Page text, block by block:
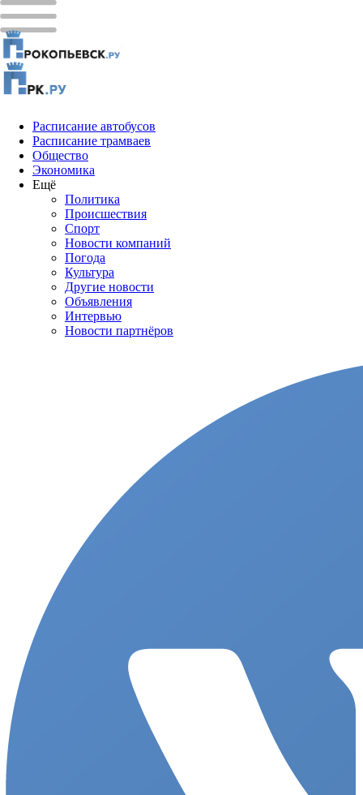
Расписание автобусов
Расписание трамваев
Общество
Экономика
Ещё
Политика
Проиcшествия
Спорт
Новости компаний
Погода
Культура
Другие новости
Объявления
Интервью
Новости партнёров